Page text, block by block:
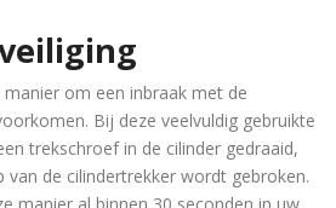
manier om een inbraak met de
Bij deze veelvuldig gebruikte
trekschroef in de cilinder gedraaid,
van de cilindertrekker wordt gebroken.